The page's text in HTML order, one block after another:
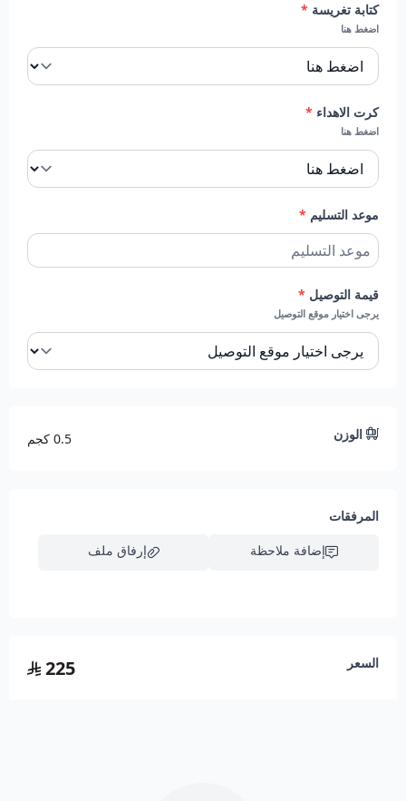
كتابة تغريسة *
اضغط هنا
كرت الاهداء *
اضغط هنا
موعد التسليم *
قيمة التوصيل *
يرجى اختيار موقع التوصيل
الوزن 0.5 كجم
المرفقات
إضافة ملاحظة
إرفاق ملف
السعر 225